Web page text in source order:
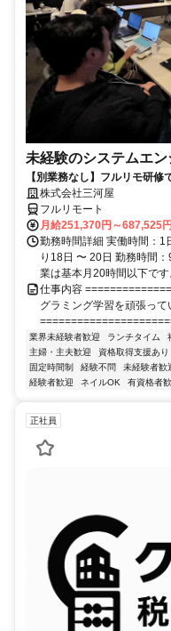
未経験のシステムエン
【別業務なし】フルリモ研修
株式会社三河屋
フルリモート
月給251,370円～687,525円
勤務時間詳細 実働時間：1
り18日 〜 20日 勤務時間
業は基本月20時間以下です
仕事内容
グラミング学習を頑張って
業界未経験者歓迎 ランチタイム
主婦・主夫歓迎
資格取得支援あり
固定時間制
経験不問 未経験者歓
経験者歓迎
ネイルOK 有資格者
正社員